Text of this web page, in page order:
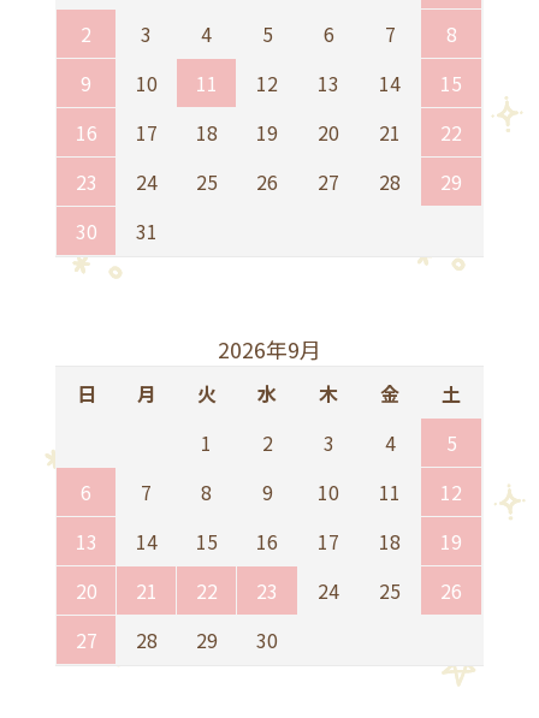
2
3 4 5 6 7
8
9
10 11 12 13 14
15
16
17 18 19 20 21
22
23
24 25 26 27 28
29
30
31
2026年9月
日 月 火 水 木 金
土
1
2 3 4
5
6
7 8 9 10 11
12
13
14 15 16 17 18
19
20
21 22 23 24 25
26
27
28 29 30